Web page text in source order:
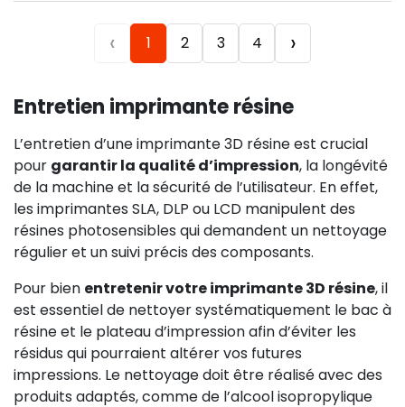
‹ 1 2 3 4 ›
Entretien imprimante résine
L’entretien d’une imprimante 3D résine est crucial
pour garantir la qualité d’impression, la longévité
de la machine et la sécurité de l’utilisateur. En effet,
les imprimantes SLA, DLP ou LCD manipulent des
résines photosensibles qui demandent un nettoyage
régulier et un suivi précis des composants.
Pour bien entretenir votre imprimante 3D résine, il
est essentiel de nettoyer systématiquement le bac à
résine et le plateau d’impression afin d’éviter les
résidus qui pourraient altérer vos futures
impressions. Le nettoyage doit être réalisé avec des
produits adaptés, comme de l’alcool isopropylique